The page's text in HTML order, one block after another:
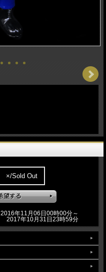
×/Sold Out
2016年11月06日00時00分～
2017年10月31日23時59分